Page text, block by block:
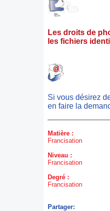
Les droits de
les fichiers
Si vous désirez
en faire la
Matière :
Francisation
Niveau :
Francisation
Degré :
Francisation
Partager: